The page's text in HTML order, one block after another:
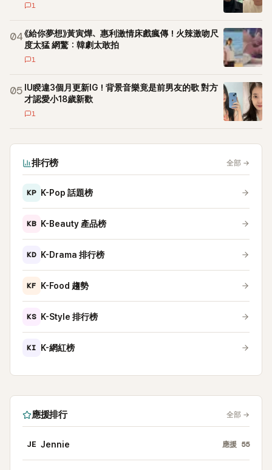
1
04《給你夢想》黃寅燁、惠利激情床戲瘋傳！火辣激吻尺
度太猛 網驚：韓劇太敢拍
1
05 IU睽違3個月更新IG！背景音樂竟是前男友的歌 對方
才認愛小18歲新歡
1
排行榜 全部 →
KP K-Pop 話題榜
KB K-Beauty 產品榜
KD K-Drama 排行榜
KF K-Food 趨勢
KS K-Style 排行榜
KI K-網紅榜
應援排行 全部 →
JE Jennie 應援 55